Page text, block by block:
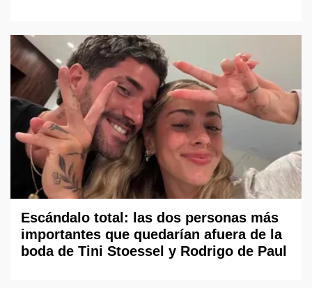
Escándalo total: las dos personas más
importantes que quedarían afuera de la
boda de Tini Stoessel y Rodrigo de Paul